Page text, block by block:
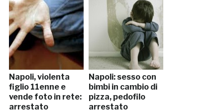
Napoli, violenta
figlio 11enne e
vende foto in rete:
arrestato
Napoli: sesso con
bimbi in cambio di
pizza, pedofilo
arrestato